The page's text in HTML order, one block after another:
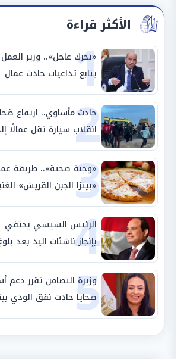
الأكثر قراءة
1
«تحرك عاجل».. وزير العمل
يتابع تداعيات حادث عمال
طريق بني سويف
2
حادث مأساوي.. ارتفاع
انقلاب سيارة تقل عمالًا
14 شخصًا
3
«وجبة صحية».. طريقة
«بيتزا الجبن القريش»
بالبروتين
4
الرئيس السيسي يحتفي
بإنجاز ناشئات اليد بعد
نصف نهائي كأس العالم
5
وزيرة التضامن تقرر دعم
ضحايا حادث نفق الودي
سويف